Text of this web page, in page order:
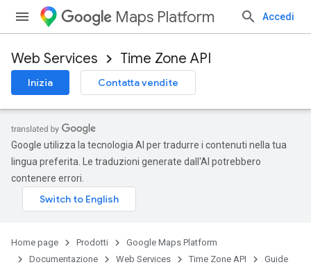
Maps Platform Accedi
Web Services Time Zone API
Inizia Contatta vendite
Google utilizza la tecnologia AI per tradurre i contenuti nella tua
lingua preferita. Le traduzioni generate dall'AI potrebbero
contenere errori.
Home page Prodotti
Google Maps Platform
Documentazione
Web Services Time Zone API Guide